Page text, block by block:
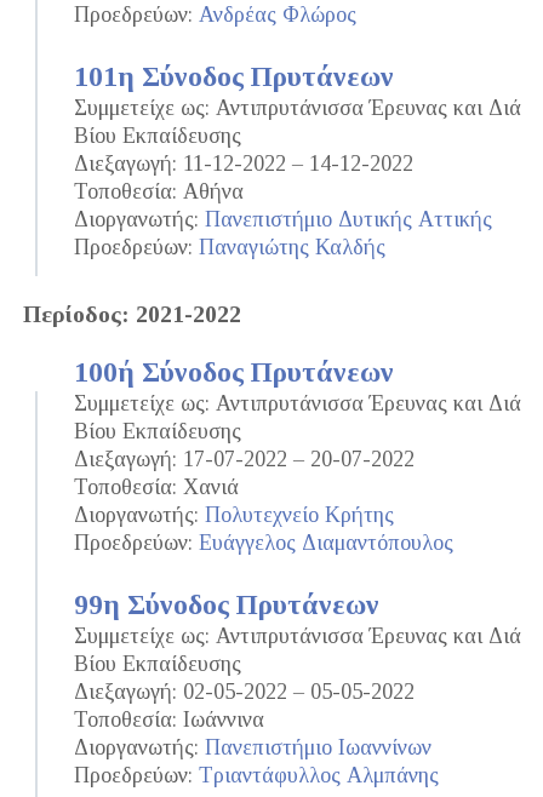
Προεδρεύων: Ανδρέας Φλώρος
101η Σύνοδος Πρυτάνεων
Συμμετείχε ως: Αντιπρυτάνισσα Έρευνας και Διά
Βίου Εκπαίδευσης
Διεξαγωγή: 11-12-2022 – 14-12-2022
Τοποθεσία: Αθήνα
Διοργανωτής: Πανεπιστήμιο Δυτικής Αττικής
Προεδρεύων: Παναγιώτης Καλδής
Περίοδος: 2021-2022
100ή Σύνοδος Πρυτάνεων
Συμμετείχε ως: Αντιπρυτάνισσα Έρευνας και Διά
Βίου Εκπαίδευσης
Διεξαγωγή: 17-07-2022 – 20-07-2022
Τοποθεσία: Χανιά
Διοργανωτής: Πολυτεχνείο Κρήτης
Προεδρεύων: Ευάγγελος Διαμαντόπουλος
99η Σύνοδος Πρυτάνεων
Συμμετείχε ως: Αντιπρυτάνισσα Έρευνας και Διά
Βίου Εκπαίδευσης
Διεξαγωγή: 02-05-2022 – 05-05-2022
Τοποθεσία: Ιωάννινα
Διοργανωτής: Πανεπιστήμιο Ιωαννίνων
Προεδρεύων: Τριαντάφυλλος Αλμπάνης